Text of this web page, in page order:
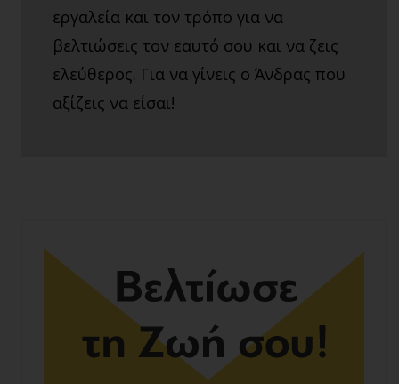
εργαλεία και τον τρόπο για να
βελτιώσεις τον εαυτό σου και να ζεις
ελεύθερος. Για να γίνεις ο Άνδρας που
αξίζεις να είσαι!